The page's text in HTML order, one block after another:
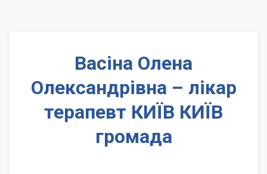
Васіна Олена
Олександрівна – лікар
терапевт КИЇВ КИЇВ
громада